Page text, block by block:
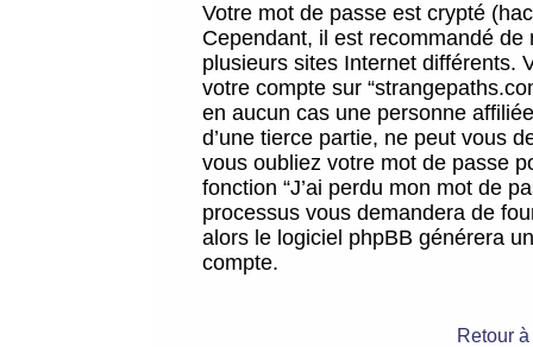
Votre mot de passe est crypté
Cependant, il est recommandé
plusieurs sites Internet différents.
votre compte sur
en aucun cas une personne
d’une tierce partie, ne peut vous
vous oubliez votre mot de passe
fonction “J’ai perdu mon mot de
processus vous demandera de
alors le logiciel phpBB générera
compte.
Retour